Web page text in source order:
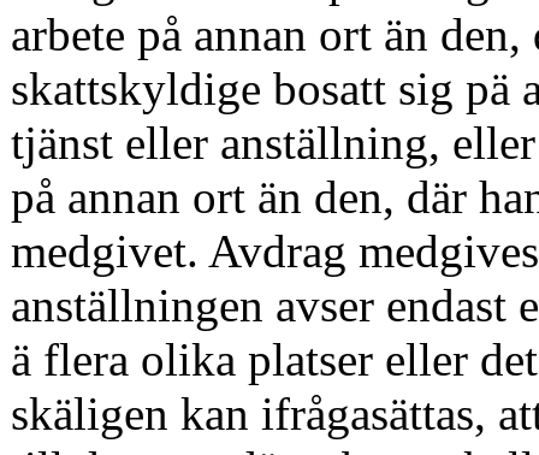
arbete på annan ort än
skattskyldige bosatt sig pä
tjänst eller anställning,
på annan ort än den, där
medgivet. Avdrag
anställningen avser
ä flera olika platser eller
skäligen kan ifrågasättas,